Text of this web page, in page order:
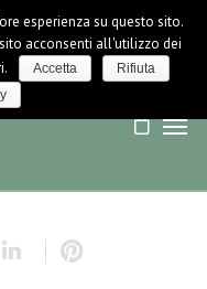
NEWSesperienza su questo sito.
acconsenti all'utilizzo dei
Accetta
Rifiuta